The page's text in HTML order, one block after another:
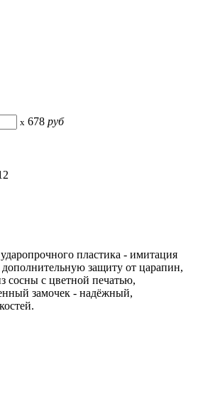
x 678 руб
пластика - имитация
защиту от царапин,
сосны с цветной печатью,
замочек - надёжный,